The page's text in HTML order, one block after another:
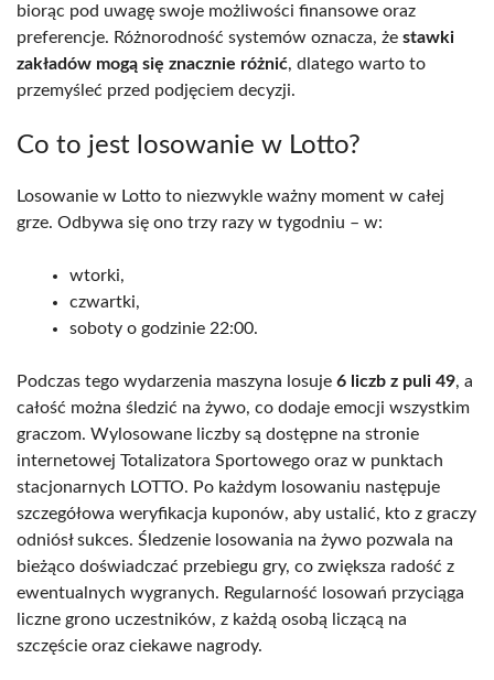
biorąc pod uwagę swoje możliwości finansowe oraz
preferencje. Różnorodność systemów oznacza, że stawki
zakładów mogą się znacznie różnić, dlatego warto to
przemyśleć przed podjęciem decyzji.
Co to jest losowanie w Lotto?
Losowanie w Lotto to niezwykle ważny moment w całej
grze. Odbywa się ono trzy razy w tygodniu – w:
wtorki,
czwartki,
soboty o godzinie 22:00.
Podczas tego wydarzenia maszyna losuje 6 liczb z puli 49, a
całość można śledzić na żywo, co dodaje emocji wszystkim
graczom. Wylosowane liczby są dostępne na stronie
internetowej Totalizatora Sportowego oraz w punktach
stacjonarnych LOTTO. Po każdym losowaniu następuje
szczegółowa weryfikacja kuponów, aby ustalić, kto z graczy
odniósł sukces. Śledzenie losowania na żywo pozwala na
bieżąco doświadczać przebiegu gry, co zwiększa radość z
ewentualnych wygranych. Regularność losowań przyciąga
liczne grono uczestników, z każdą osobą liczącą na
szczęście oraz ciekawe nagrody.